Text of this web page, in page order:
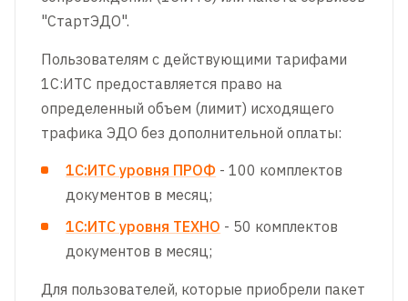
"СтартЭДО".
Пользователям с действующими тарифами
1С:ИТС предоставляется право на
определенный объем (лимит) исходящего
трафика ЭДО без дополнительной оплаты:
1С:ИТС уровня ПРОФ - 100 комплектов
документов в месяц;
1С:ИТС уровня ТЕХНО - 50 комплектов
документов в месяц;
Для пользователей, которые приобрели пакет